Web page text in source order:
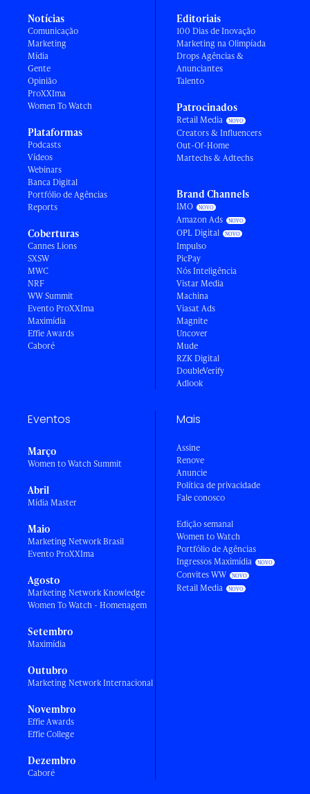
Notícias
Comunicação
Marketing
Mídia
Gente
Opinião
ProXXIma
Women To Watch
Plataformas
Podcasts
Vídeos
Webinars
Banca Digital
Portfólio de Agências
Reports
Coberturas
Cannes Lions
SXSW
MWC
NRF
WW Summit
Evento ProXXIma
Maximídia
Effie Awards
Caboré
Editoriais
100 Dias de Inovação
Marketing na Olimpíada
Drops Agências &
Anunciantes
Talento
Patrocinados
Retail Media
Creators & Influencers
Out-Of-Home
Martechs & Adtechs
Brand Channels
IMO
Amazon Ads
OPL Digital
Impulso
PicPay
Nós Inteligência
Vistar Media
Machina
Viasat Ads
Magnite
Uncover
Mude
RZK Digital
DoubleVerify
Adlook
Eventos
Março
Women to Watch Summit
Abril
Mídia Master
Maio
Marketing Network Brasil
Evento ProXXIma
Agosto
Marketing Network Knowledge
Women To Watch - Homenagem
Setembro
Maximídia
Outubro
Marketing Network Internacional
Novembro
Effie Awards
Effie College
Dezembro
Caboré
Mais
Assine
Renove
Anuncie
Política de privacidade
Fale conosco
Edição semanal
Women to Watch
Portfólio de Agências
Ingressos Maximídia
Convites WW
Retail Media